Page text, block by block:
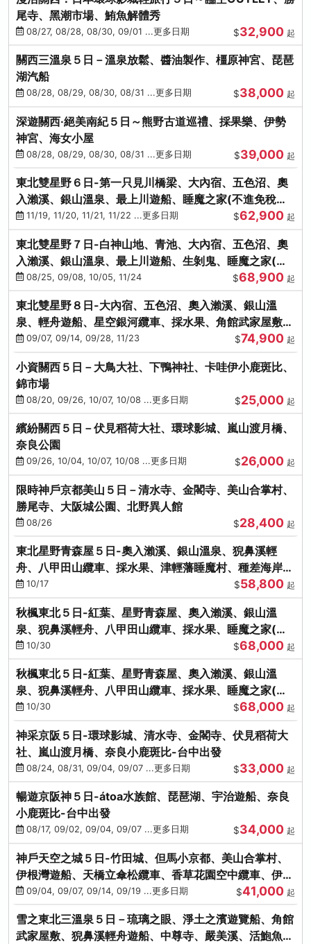
尾寺、黑潮市場、鮪魚解體秀
08/27, 08/28, 08/30, 09/01 ...更多日期 $32,900 起
關西三溫泉５日－溫泉放鬆、醬油製作、橿原神宮、琵琶
湖汽船
08/28, 08/29, 08/30, 08/31 ...更多日期 $38,000 起
深遊關西·絕美南紀５日～熊野古道巡禮、採果樂、伊勢
神宮、海女小屋
08/28, 08/29, 08/30, 08/31 ...更多日期 $39,000 起
東北雙星野６日-第一只見川橋梁、大內宿、五色沼、奧
入瀨溪、銀山溫泉、最上川遊船、睡魔之家(不進免稅店)
(仙/青)
11/19, 11/20, 11/21, 11/22 ...更多日期 $62,900 起
東北雙星野７日-白神山地、青池、大內宿、五色沼、奧
入瀨溪、銀山溫泉、最上川遊船、生剝鬼、睡魔之家(不
進免稅店)(仙/青)
08/25, 09/08, 10/05, 11/24 $68,900 起
東北雙星野８日-大內宿、五色沼、奧入瀨溪、銀山溫
泉、輕舟遊船、星空銀河纜車、採水果、角館武家屋敷
(不進免稅店)(仙/青)
09/07, 09/14, 09/28, 11/23 $74,900 起
小資關西５日－大鳥大社、下鴨神社、卡哇伊小鹿斑比、
錦市場
08/20, 09/26, 10/07, 10/08 ...更多日期 $25,000 起
繽紛關西５日－伏見稻荷大社、環球影城、嵐山渡月橋、
奈良公園
09/26, 10/04, 10/07, 10/08 ...更多日期 $26,000 起
限時神戶京都美山５日－清水寺、金閣寺、美山合掌村、
勝尾寺、大阪城公園、北野異人館
08/26 $28,400 起
東北星野青森屋５日-奧入瀨溪、銀山溫泉、猊鼻溪輕
舟、八甲田山纜車、採水果、津輕藩睡魔村、種差海岸
(不進免稅店)
10/17 $58,800 起
秋楓東北５日-紅葉、星野青森屋、奧入瀨溪、銀山溫
泉、猊鼻溪輕舟、八甲田山纜車、採水果、睡魔之家(不
進免稅店)
10/30 $68,000 起
秋楓東北５日-紅葉、星野青森屋、奧入瀨溪、銀山溫
泉、猊鼻溪輕舟、八甲田山纜車、採水果、睡魔之家(不
進免稅店)
10/30 $68,000 起
神采京阪５日-環球影城、清水寺、金閣寺、伏見稻荷大
社、嵐山渡月橋、奈良小鹿斑比-台中出發
08/24, 08/31, 09/04, 09/07 ...更多日期 $33,000 起
暢遊京阪神５日-átoa水族館、琵琶湖、宇治遊船、奈良
小鹿斑比-台中出發
08/17, 09/02, 09/04, 09/07 ...更多日期 $34,000 起
神戶天空之城５日-竹田城、但馬小京都、美山合掌村、
伊根灣遊船、天橋立傘松纜車、香草花園空中纜車、伊勢
龍蝦-台中出發
09/04, 09/07, 09/14, 09/19 ...更多日期 $41,000 起
雪之東北三溫泉５日－琉璃之眼、淨土之濱遊覽船、角館
武家屋敷、猊鼻溪輕舟遊船、中尊寺、嚴美溪、活鮑魚